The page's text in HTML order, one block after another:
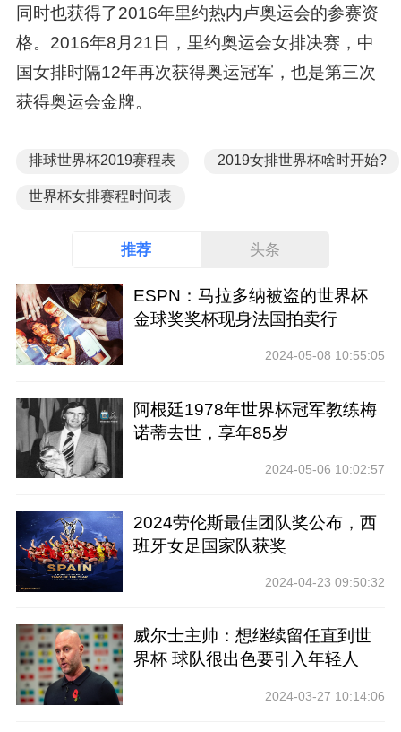
同时也获得了2016年里约热内卢奥运会的参赛资
格。2016年8月21日，里约奥运会女排决赛，中
国女排时隔12年再次获得奥运冠军，也是第三次
获得奥运会金牌。
排球世界杯2019赛程表 2019女排世界杯啥时开始?
世界杯女排赛程时间表
推荐 头条
ESPN：马拉多纳被盗的世界杯
金球奖奖杯现身法国拍卖行
2024-05-08 10:55:05
阿根廷1978年世界杯冠军教练梅
诺蒂去世，享年85岁
2024-05-06 10:02:57
2024劳伦斯最佳团队奖公布，西
班牙女足国家队获奖
2024-04-23 09:50:32
威尔士主帅：想继续留任直到世
界杯 球队很出色要引入年轻人
2024-03-27 10:14:06